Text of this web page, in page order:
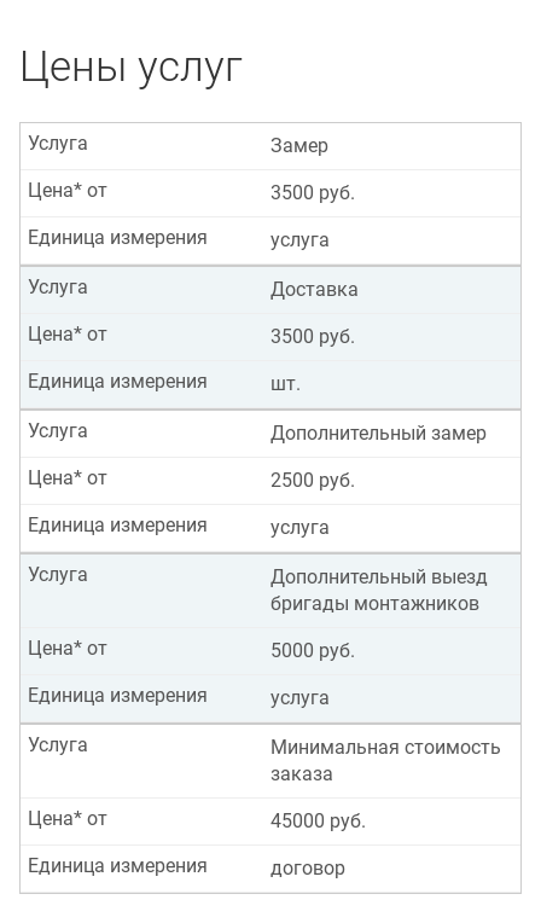
Цены услуг
Замер
Услуга
3500 руб.
Цена* от
услуга
Единица измерения
Доставка
Услуга
3500 руб.
Цена* от
шт.
Единица измерения
Дополнительный замер
Услуга
2500 руб.
Цена* от
услуга
Единица измерения
Дополнительный выезд
бригады монтажников
Услуга
5000 руб.
Цена* от
услуга
Единица измерения
Минимальная стоимость
заказа
Услуга
45000 руб.
Цена* от
договор
Единица измерения